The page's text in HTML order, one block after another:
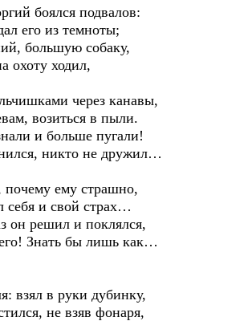
боялся подвалов:
его из темноты;
большую собаку,
охоту ходил,
через канавы,
возиться в пыли.
и больше пугали!
никто не дружил…
почему ему страшно,
себя и свой страх…
он решил и поклялся,
Знать бы лишь как…
взял в руки дубинку,
не взяв фонаря,